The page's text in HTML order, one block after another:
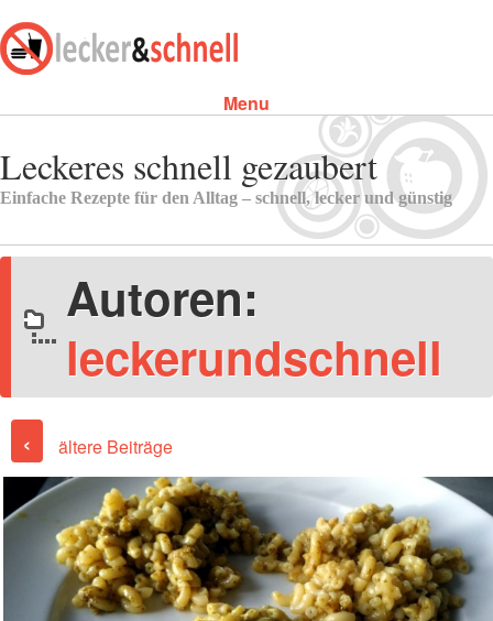
Menu
Leckeres schnell gezaubert
Einfache Rezepte für den Alltag – schnell, lecker und günstig
Autoren:
leckerundschnell
‹ ältere Beiträge